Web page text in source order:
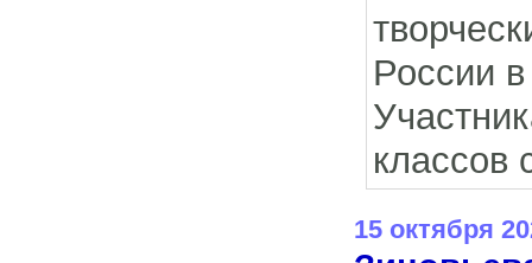
России
классов
15 октября